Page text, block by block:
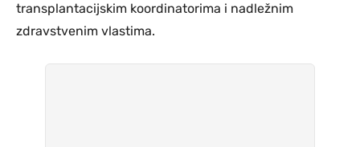
transplantacijskim koordinatorima i nadležnim
zdravstvenim vlastima.